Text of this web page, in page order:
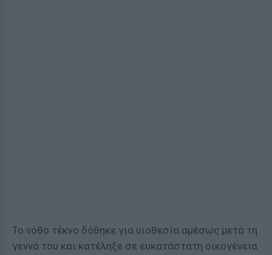
Το νόθο τέκνο δόθηκε για υιοθεσία αμέσως μετά τη
γεννά του και κατέληξε σε ευκατάστατη οικογένεια